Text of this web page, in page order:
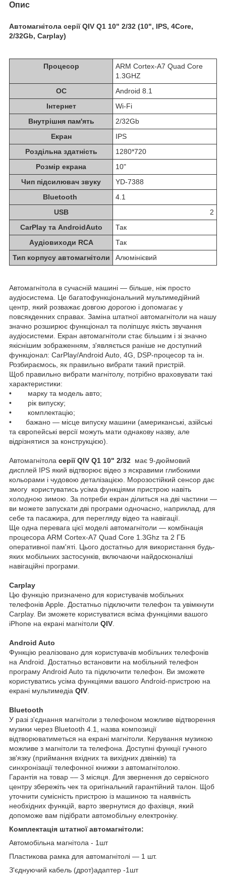
Опис
Автомагнітола серії QIV Q1 10" 2/32 (10", IPS, 4Core,
2/32Gb, Carplay)
Процесор
ARM Cortex-A7 Quad Core
1.3GHZ
ОС
Android 8.1
Інтернет
Wi-Fi
Внутрішня пам'ять
2/32Gb
Екран
IPS
Роздільна здатність
1280*720
Розмір екрана
10"
Чип підсилювач звуку
YD-7388
Bluetooth
4.1
USB
2
CarPlay та AndroidAuto
Так
Аудіовиходи RCA
Так
Тип корпусу автомагнітоли
Алюмінієвий
Автомагнітола в сучасній машині — більше, ніж просто
аудіосистема. Це багатофункціональний мультимедійний
центр, який розважає довгою дорогою і допомагає у
повсякденних справах. Заміна штатної автомагнітоли на нашу
значно розширює функціонал та поліпшує якість звучання
аудіосистеми. Екран автомагнітоли стає більшим і зі значно
якіснішим зображенням, з'являється раніше не доступний
функціонал: CarPlay/Android Auto, 4G, DSP-процесор та ін.
Розбираємось, як правильно вибрати такий пристрій.
Щоб правильно вибрати магнітолу, потрібно враховувати такі
характеристики:
• марку та модель авто;
• рік випуску;
• комплектацію;
• бажано — місце випуску машини (американські, азійські
та європейські версії можуть мати однакову назву, але
відрізнятися за конструкцією).
Автомагнітола серії QIV Q1 10" 2/32 має 9-дюймовий
дисплей IPS який відтворює відео з яскравими глибокими
кольорами і чудовою деталізацією. Морозостійкий сенсор дає
змогу користуватись усіма функціями пристрою навіть
холодною зимою. За потреби екран ділиться на дві частини —
ви можете запускати дві програми одночасно, наприклад, для
себе та пасажира, для перегляду відео та навігації.
Ще одна перевага цієї моделі автомагнітоли — комбінація
процесора ARM Cortex-A7 Quad Core 1.3Ghz та 2 ГБ
оперативної пам'яті. Цього достатньо для використання будь-
яких мобільних застосунків, включаючи найдосконаліші
навігаційні програми.
Carplay
Цю функцію призначено для користувачів мобільних
телефонів Apple. Достатньо підключити телефон та увімкнути
Carplay. Ви зможете користуватися всіма функціями вашого
iPhone на екрані магнітоли QIV.
Android Auto
Функцію реалізовано для користувачів мобільних телефонів
на Android. Достатньо встановити на мобільний телефон
програму Android Auto та підключити телефон. Ви зможете
користуватись усіма функціями вашого Android-пристрою на
екрані мультимедіа QIV.
Bluetooth
У разі з'єднання магнітоли з телефоном можливе відтворення
музики через Bluetooth 4.1, назва композиції
відтворюватиметься на екрані магнітоли. Керування музикою
можливе з магнітоли та телефона. Доступні функції гучного
зв'язку (приймання вхідних та вихідних дзвінків) та
синхронізації телефонної книжки з автомагнітолою.
Гарантія на товар –– 3 місяця. Для звернення до сервісного
центру збережіть чек та оригінальний гарантійний талон. Щоб
уточнити сумісність пристрою із машиною та наявність
необхідних функцій, варто звернутися до фахівця, який
допоможе вам підібрати автомобільну електроніку.
Комплектація штатної автомагнітоли:
Автомобільна магнітола - 1шт
Пластикова рамка для автомагнітолі — 1 шт.
З'єднуючий кабель (дрот)адаптер -1шт